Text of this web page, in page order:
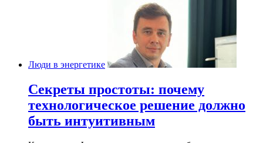
Люди в энергетике
Секреты простоты: почему
технологическое решение должно
быть интуитивным